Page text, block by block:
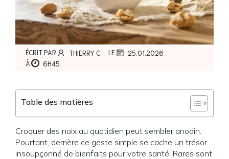
ÉCRIT PAR THIERRY C. , LE 25.01.2026 ,
À 6H45
Table des matières
Croquer des noix au quotidien peut sembler anodin.
Pourtant, derrière ce geste simple se cache un trésor
insoupçonné de bienfaits pour votre santé. Rares sont